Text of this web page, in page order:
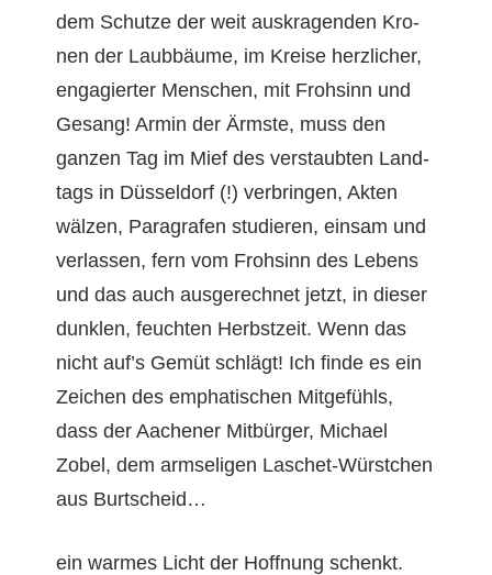
dem Schutze der weit auskra­gen­den Kro­
nen der Laub­bäume, im Kreise her­zlich­er,
engagiert­er Men­schen, mit Frohsinn und
Gesang! Armin der Ärm­ste, muss den
ganzen Tag im Mief des ver­staubten Land­
tags in Düs­sel­dorf (!) ver­brin­gen, Akten
wälzen, Para­grafen studieren, ein­sam und
ver­lassen, fern vom Frohsinn des Lebens
und das auch aus­gerech­net jet­zt, in dieser
dun­klen, feucht­en Herb­stzeit. Wenn das
nicht auf’s Gemüt schlägt! Ich finde es ein
Zeichen des emphatis­chen Mit­ge­fühls,
dass der Aach­en­er Mit­bürg­er, Michael
Zobel, dem arm­seli­gen Laschet-Würstchen
aus Burtscheid…
ein warmes Licht der Hoff­nung schenkt.